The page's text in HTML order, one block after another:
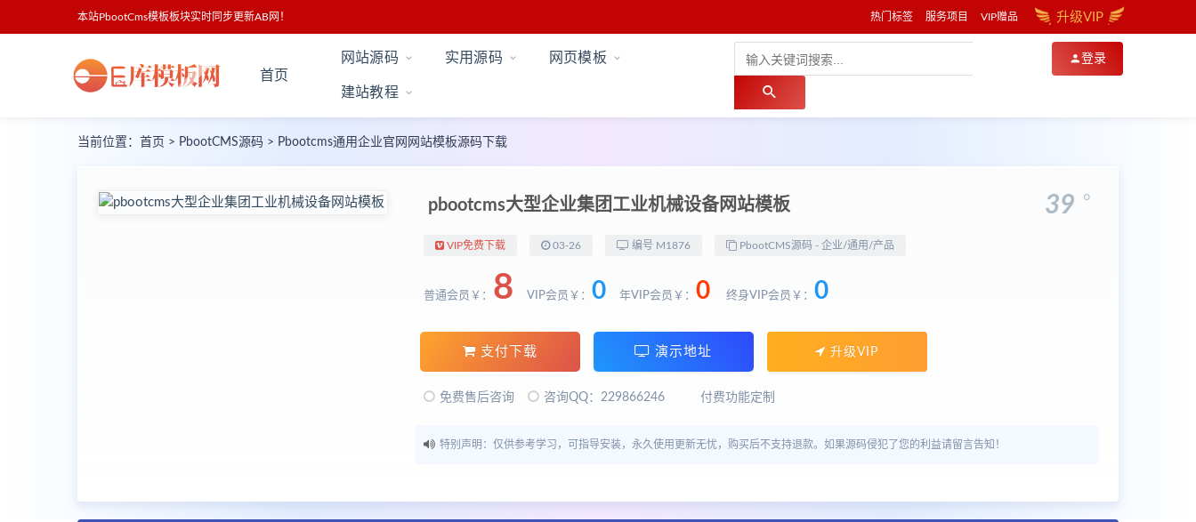
本站PbootCms模板板块实时同步更新AB网！ 热门标签 服务项目 VIP赠品 升级VIP
首页
网站源码 实用源码 网页模板
建站教程
登录
当前位置： 首页 > PbootCMS源码 > Pbootcms通用企业官网网站模板源码下载
pbootcms大型企业集团工业机械设备网站模板 39
。
VIP免费下载 03-26 编号 M1876 PbootCMS源码 - 企业/通用/产品
普通会员￥： 8 VIP会员￥： 0 年VIP会员￥： 0 终身VIP会员￥： 0
支付下载 演示地址 升级VIP
免费售后咨询 咨询QQ：229866246 付费功能定制
特别声明：仅供参考学习，可指导安装，永久使用更新无忧，购买后不支持退款。如果源码侵犯了您的利益请留言告知！